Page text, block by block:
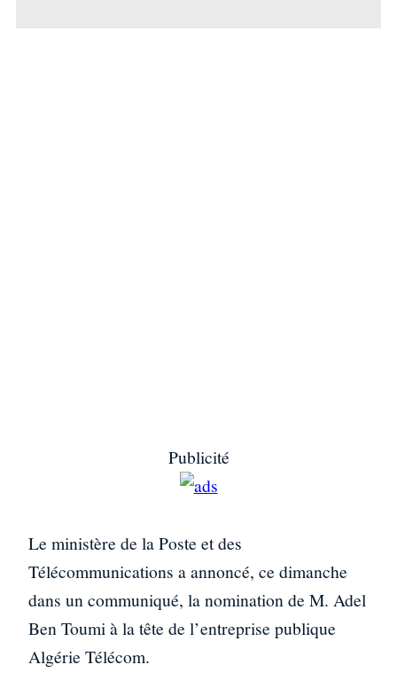
Publicité
Le ministère de la Poste et des
Télécommunications a annoncé, ce dimanche
dans un communiqué, la nomination de M. Adel
Ben Toumi à la tête de l’entreprise publique
Algérie Télécom.